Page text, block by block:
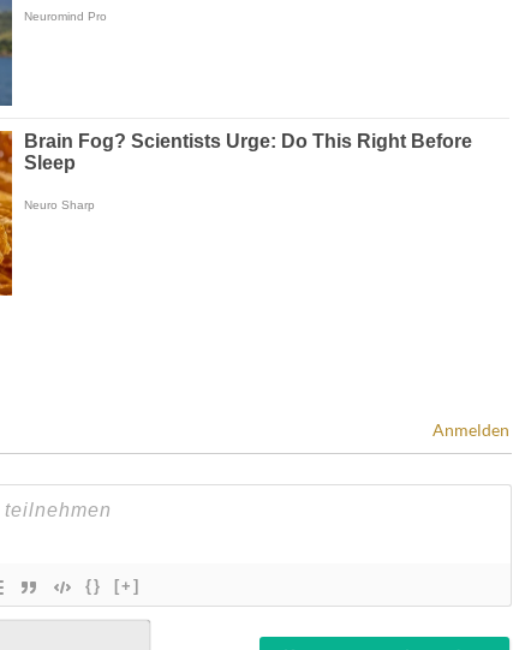
Anmelden
{} [+]